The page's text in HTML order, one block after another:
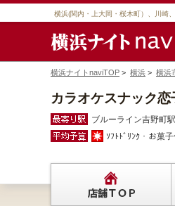
横浜(関内・上大岡・桜木町）、川崎
横浜ナイトnaviTOP > 横浜 > 横浜
カラオケスナック恋
ブルーライン吉野町駅
ｿﾌﾄﾄﾞﾘﾝｸ・お菓